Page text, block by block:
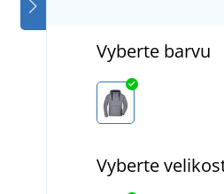
Vyberte barvu
Vyberte